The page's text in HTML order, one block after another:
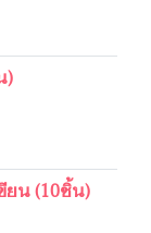
)
ยน (10ชิ้น)